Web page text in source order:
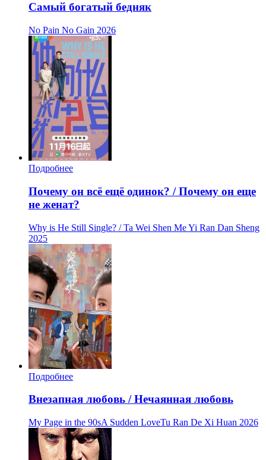
Самый богатый бедняк
No Pain No Gain 2026
Подробнее
Почему он всё ещё одинок? / Почему он еще
не женат?
Why is He Still Single? / Ta Wei Shen Me Yi Ran Dan Sheng
2025
Подробнее
Внезапная любовь / Нечаянная любовь
My Page in the 90sA Sudden LoveTu Ran De Xi Huan 2026